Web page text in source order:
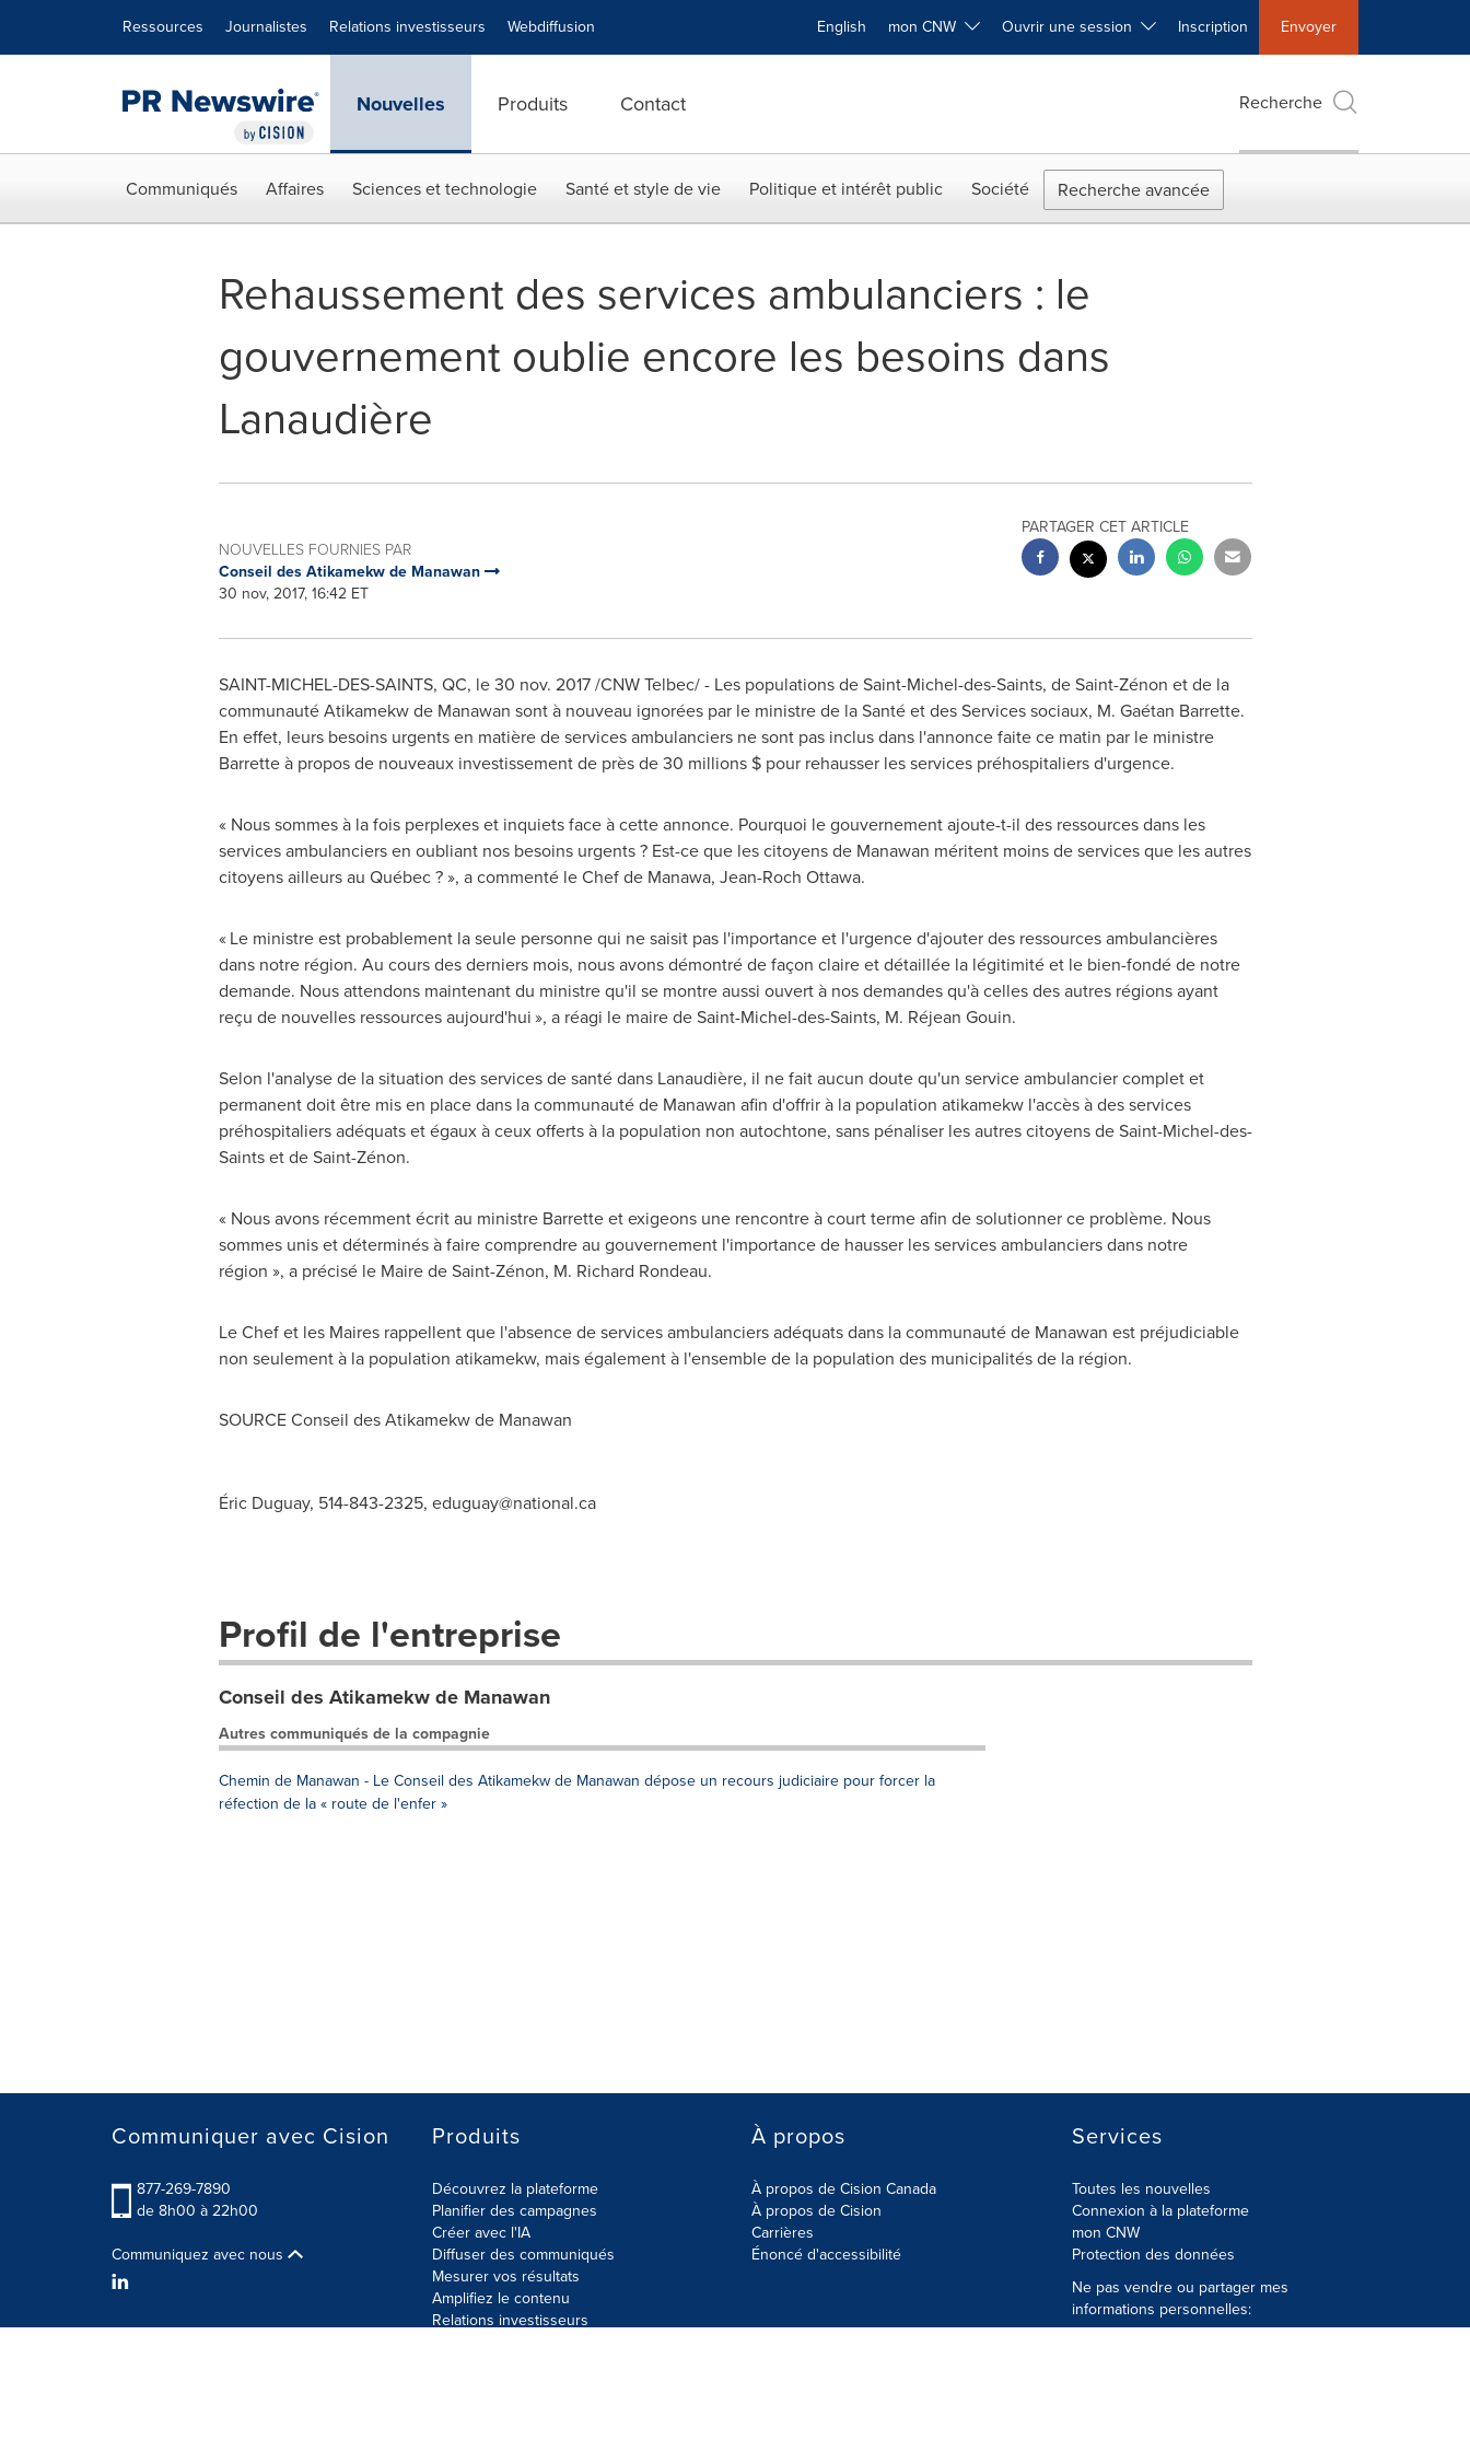
Ressources Journalistes Relations investisseurs Webdiffusion English mon CNW Ouvrir une session Inscription Envoyer
Nouvelles Produits Contact Recherche
Communiqués Affaires Sciences et technologie Santé et style de vie Politique et intérêt public Société Recherche avancée
Rehaussement des services ambulanciers : le
gouvernement oublie encore les besoins dans
Lanaudière
NOUVELLES FOURNIES PAR
Conseil des Atikamekw de Manawan
30 nov, 2017, 16:42 ET
PARTAGER CET ARTICLE
SAINT-MICHEL-DES-SAINTS, QC, le 30 nov. 2017 /CNW Telbec/ - Les populations deSaint-Michel-des-Saints, de Saint-Zénon et de la
communauté Atikamekw de Manawan sont à nouveau ignorées par le ministre de la Santé et des Services sociaux, M. Gaétan Barrette.
En effet, leurs besoins urgents en matière de services ambulanciers ne sont pas inclus dans l'annonce faite ce matin par le ministre
Barrette à propos de nouveaux investissement de près de 30 millions $ pour rehausser les services préhospitaliers d'urgence.
« Nous sommes à la fois perplexes et inquiets face à cette annonce. Pourquoi le gouvernement ajoute-t-il des ressources dans les
services ambulanciers en oubliant nos besoins urgents ? Est-ce que les citoyens de Manawan méritent moins de services que les autres
citoyens ailleurs au Québec ? », a commenté le Chef de Manawa, Jean-Roch Ottawa.
« Le ministre est probablement la seule personne qui ne saisit pas l'importance et l'urgence d'ajouter des ressources ambulancières
dans notre région. Au cours des derniers mois, nous avons démontré de façon claire et détaillée la légitimité et le bien-fondé de notre
demande. Nous attendons maintenant du ministre qu'il se montre aussi ouvert à nos demandes qu'à celles des autres régions ayant
reçu de nouvelles ressources aujourd'hui », a réagi le maire deSaint-Michel-des-Saints, M. Réjean Gouin.
Selon l'analyse de la situation des services de santé dans Lanaudière, il ne fait aucun doute qu'un service ambulancier complet et
permanent doit être mis en place dans la communauté de Manawan afin d'offrir à la population atikamekw l'accès à des services
préhospitaliers adéquats et égaux à ceux offerts à la population non autochtone, sans pénaliser les autres citoyens deSaint-Michel-des-
Saintset de Saint-Zénon.
« Nous avons récemment écrit au ministre Barrette et exigeons une rencontre à court terme afin de solutionner ce problème. Nous
sommes unis et déterminés à faire comprendre au gouvernement l'importance de hausser les services ambulanciers dans notre
région », a précisé le Maire de Saint-Zénon, M. Richard Rondeau.
Le Chef et les Maires rappellent que l'absence de services ambulanciers adéquats dans la communauté de Manawan est préjudiciable
non seulement à la population atikamekw, mais également à l'ensemble de la population des municipalités de la région.
SOURCE Conseil des Atikamekw de Manawan
Éric Duguay, 514-843-2325, eduguay@national.ca
Profil de l'entreprise
Conseil des Atikamekw de Manawan
Autres communiqués de la compagnie
Chemin de Manawan - Le Conseil des Atikamekw de Manawan dépose un recours judiciaire pour forcer la
réfection de la « route de l'enfer »
Communiquer avec Cision
877-269-7890
de 8h00 à 22h00
Communiquez avec nous
Produits
Découvrez la plateforme
Planifier des campagnes
Créer avec l'IA
Diffuser des communiqués
Mesurer vos résultats
Amplifiez le contenu
Relations investisseurs
À propos
À propos de Cision Canada
À propos de Cision
Carrières
Énoncé d'accessibilité
Services
Toutes les nouvelles
Connexion à la plateforme
mon CNW
Protection des données
Ne pas vendre ou partager mes
informations personnelles: